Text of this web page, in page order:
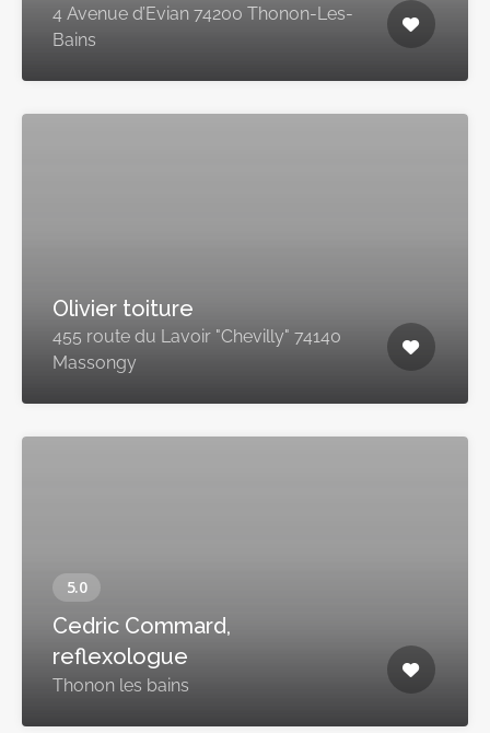
4 Avenue d’Evian 74200 Thonon-Les-
Bains
Olivier toiture
455 route du Lavoir "Chevilly" 74140
Massongy
Cedric Commard,
reflexologue
Thonon les bains